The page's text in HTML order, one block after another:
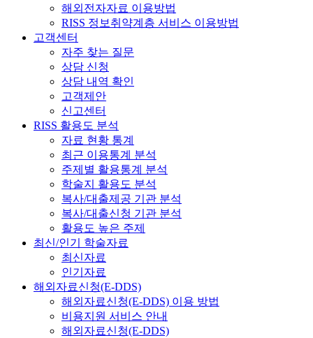
해외전자자료 이용방법
RISS 정보취약계층 서비스 이용방법
고객센터
자주 찾는 질문
상담 신청
상담 내역 확인
고객제안
신고센터
RISS 활용도 분석
자료 현황 통계
최근 이용통계 분석
주제별 활용통계 분석
학술지 활용도 분석
복사/대출제공 기관 분석
복사/대출신청 기관 분석
활용도 높은 주제
최신/인기 학술자료
최신자료
인기자료
해외자료신청(E-DDS)
해외자료신청(E-DDS) 이용 방법
비용지원 서비스 안내
해외자료신청(E-DDS)